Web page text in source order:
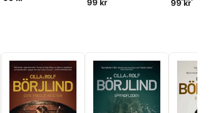
99 kr 99 kr